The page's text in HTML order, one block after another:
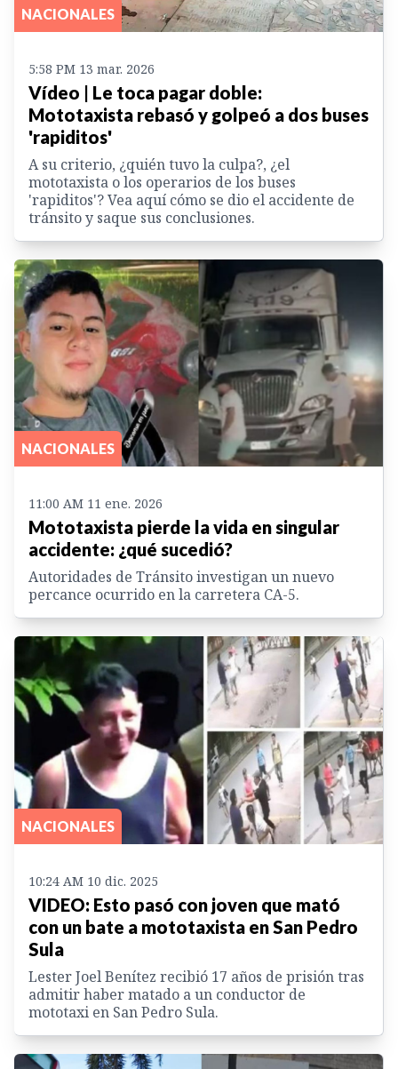
NACIONALES
5:58 PM 13 mar. 2026
Vídeo | Le toca pagar doble:
Mototaxista rebasó y golpeó a dos buses
'rapiditos'
A su criterio, ¿quién tuvo la culpa?, ¿el
mototaxista o los operarios de los buses
'rapiditos'? Vea aquí cómo se dio el accidente de
tránsito y saque sus conclusiones.
NACIONALES
11:00 AM 11 ene. 2026
Mototaxista pierde la vida en singular
accidente: ¿qué sucedió?
Autoridades de Tránsito investigan un nuevo
percance ocurrido en la carretera CA-5.
NACIONALES
10:24 AM 10 dic. 2025
VIDEO: Esto pasó con joven que mató
con un bate a mototaxista en San Pedro
Sula
Lester Joel Benítez recibió 17 años de prisión tras
admitir haber matado a un conductor de
mototaxi en San Pedro Sula.